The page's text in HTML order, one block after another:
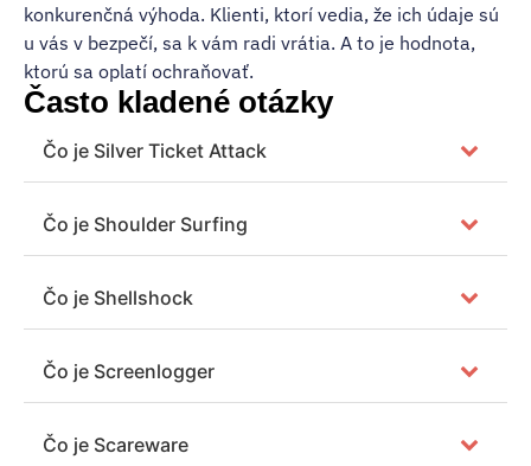
konkurenčná výhoda. Klienti, ktorí vedia, že ich údaje sú
u vás v bezpečí, sa k vám radi vrátia. A to je hodnota,
ktorú sa oplatí ochraňovať.
Často kladené otázky
Čo je Silver Ticket Attack
Čo je Shoulder Surfing
Čo je Shellshock
Čo je Screenlogger
Čo je Scareware